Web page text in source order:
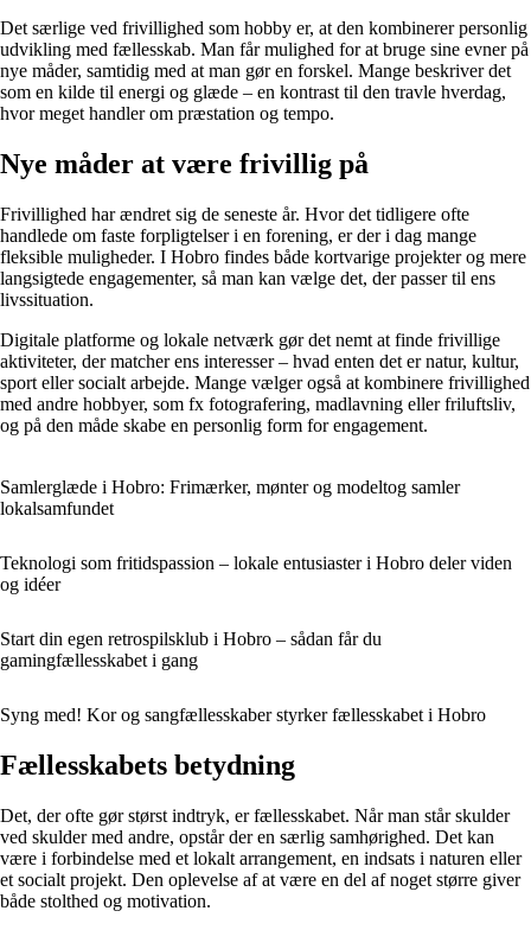
Det særlige ved frivillighed som hobby er, at den kombinerer personlig
udvikling med fællesskab. Man får mulighed for at bruge sine evner på
nye måder, samtidig med at man gør en forskel. Mange beskriver det
som en kilde til energi og glæde – en kontrast til den travle hverdag,
hvor meget handler om præstation og tempo.
Nye måder at være frivillig på
Frivillighed har ændret sig de seneste år. Hvor det tidligere ofte
handlede om faste forpligtelser i en forening, er der i dag mange
fleksible muligheder. I Hobro findes både kortvarige projekter og mere
langsigtede engagementer, så man kan vælge det, der passer til ens
livssituation.
Digitale platforme og lokale netværk gør det nemt at finde frivillige
aktiviteter, der matcher ens interesser – hvad enten det er natur, kultur,
sport eller socialt arbejde. Mange vælger også at kombinere frivillighed
med andre hobbyer, som fx fotografering, madlavning eller friluftsliv,
og på den måde skabe en personlig form for engagement.
Samlerglæde i Hobro: Frimærker, mønter og modeltog samler
lokalsamfundet
Teknologi som fritidspassion – lokale entusiaster i Hobro deler viden
og idéer
Start din egen retrospilsklub i Hobro – sådan får du
gamingfællesskabet i gang
Syng med! Kor og sangfællesskaber styrker fællesskabet i Hobro
Fællesskabets betydning
Det, der ofte gør størst indtryk, er fællesskabet. Når man står skulder
ved skulder med andre, opstår der en særlig samhørighed. Det kan
være i forbindelse med et lokalt arrangement, en indsats i naturen eller
et socialt projekt. Den oplevelse af at være en del af noget større giver
både stolthed og motivation.